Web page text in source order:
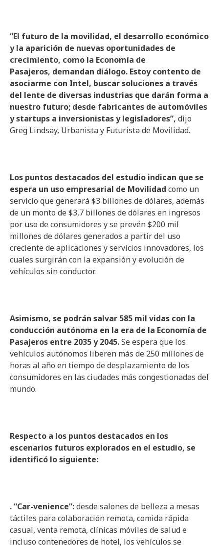
“El futuro de la movilidad, el desarrollo económico
y la aparición de nuevas oportunidades de
crecimiento, como la Economía de
Pasajeros, demandan diálogo. Estoy contento de
asociarme con Intel, buscar soluciones a través
del lente de diversas industrias que darán forma a
nuestro futuro; desde fabricantes de automóviles
y startups a inversionistas y legisladores”, dijo
Greg Lindsay, Urbanista y Futurista de Movilidad.
Los puntos destacados del estudio indican que se
espera un uso empresarial de Movilidad como un
servicio que generará $3 billones de dólares, además
de un monto de $3,7 billones de dólares en ingresos
por uso de consumidores y se prevén $200 mil
millones de dólares generados a partir del uso
creciente de aplicaciones y servicios innovadores, los
cuales surgirán con la expansión y evolución de
vehículos sin conductor.
Asimismo, se podrán salvar 585 mil vidas con la
conducción autónoma en la era de la Economía de
Pasajeros entre 2035 y 2045.Se espera que los
vehículos autónomos liberen más de 250 millones de
horas al año en tiempo de desplazamiento de los
consumidores en las ciudades más congestionadas del
mundo.
Respecto a los puntos destacados en los
escenarios futuros explorados en el estudio, se
identificó lo siguiente:
. “Car-venience”:desde salones de belleza a mesas
táctiles para colaboración remota, comida rápida
casual, venta remota, clínicas móviles de salud e
incluso contenedores de hotel, los vehículos se